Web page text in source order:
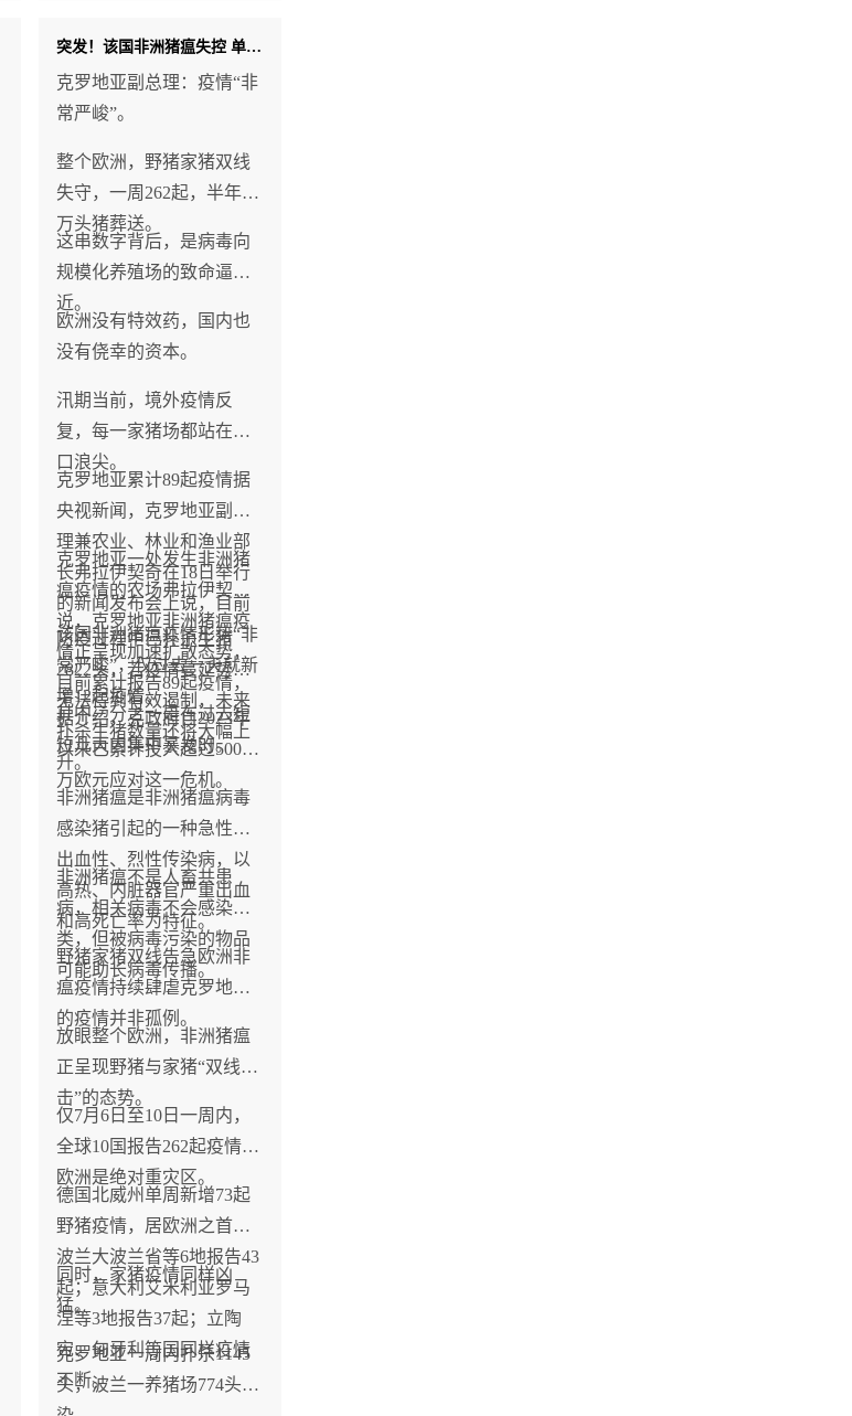
突发！该国非洲猪瘟失控 单日新增12起！欧洲养猪业“损失惨重”
克罗地亚副总理：疫情“非
常严峻”。
整个欧洲，野猪家猪双线
失守，一周262起，半年25
万头猪葬送。
这串数字背后，是病毒向
规模化养殖场的致命逼
近。
欧洲没有特效药，国内也
没有侥幸的资本。
汛期当前，境外疫情反
复，每一家猪场都站在风
口浪尖。
克罗地亚累计89起疫情据
央视新闻，克罗地亚副总
理兼农业、林业和渔业部
长弗拉伊契奇在18日举行
的新闻发布会上说，目前
该国非洲猪瘟疫情形势“非
常严峻”，仅过去一天就新
增12起疫情。
克罗地亚一处发生非洲猪
瘟疫情的农场弗拉伊契奇
说，克罗地亚非洲猪瘟疫
情正呈现加速扩散态势，
目前累计报告89起疫情，
其中三分之一是在过去短
短几天内集中暴发的。
防疫过程中已扑杀生猪
2822头，若疫情蔓延势头
无法得到有效遏制，未来
扑杀生猪数量还将大幅上
升。
据介绍，克政府自2023年
以来已累计投入超过5000
万欧元应对这一危机。
非洲猪瘟是非洲猪瘟病毒
感染猪引起的一种急性、
出血性、烈性传染病，以
高热、内脏器官严重出血
和高死亡率为特征。
非洲猪瘟不是人畜共患
病，相关病毒不会感染人
类，但被病毒污染的物品
可能助长病毒传播。
野猪家猪双线告急欧洲非
瘟疫情持续肆虐克罗地亚
的疫情并非孤例。
放眼整个欧洲，非洲猪瘟
正呈现野猪与家猪“双线夹
击”的态势。
仅7月6日至10日一周内，
全球10国报告262起疫情，
欧洲是绝对重灾区。
德国北威州单周新增73起
野猪疫情，居欧洲之首；
波兰大波兰省等6地报告43
起；意大利艾米利亚罗马
涅等3地报告37起；立陶
宛、匈牙利等国同样疫情
不断。
同时，家猪疫情同样凶
猛。
克罗地亚一周内扑杀1145
头，波兰一养猪场774头感